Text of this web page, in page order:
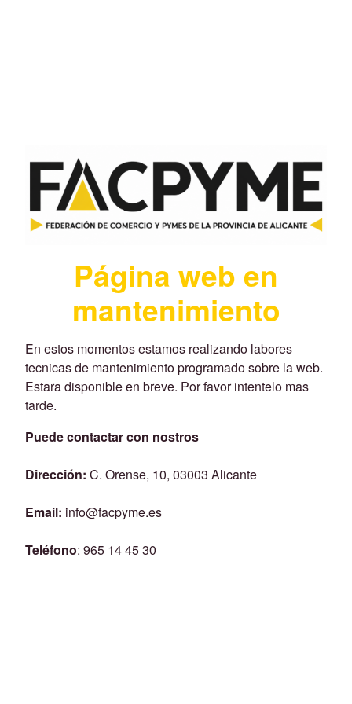
Página web en
mantenimiento
En estos momentos estamos realizando labores
tecnicas de mantenimiento programado sobre la web.
Estara disponible en breve. Por favor intentelo mas
tarde.
Puede contactar con nostros
Dirección: C. Orense, 10, 03003 Alicante
Email: info@facpyme.es
Teléfono: 965 14 45 30